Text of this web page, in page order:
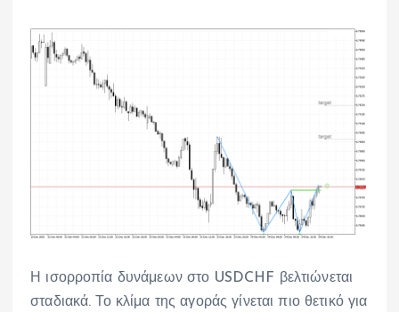
Η ισορροπία δυνάμεων στο USDCHF βελτιώνεται
σταδιακά. Το κλίμα της αγοράς γίνεται πιο θετικό για